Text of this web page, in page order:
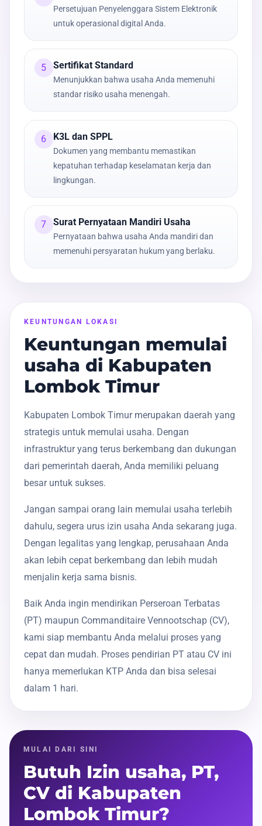
Persetujuan Penyelenggara Sistem Elektronik
untuk operasional digital Anda.
5 Sertifikat Standard
Menunjukkan bahwa usaha Anda memenuhi
standar risiko usaha menengah.
6 K3L dan SPPL
Dokumen yang membantu memastikan
kepatuhan terhadap keselamatan kerja dan
lingkungan.
7 Surat Pernyataan Mandiri Usaha
Pernyataan bahwa usaha Anda mandiri dan
memenuhi persyaratan hukum yang berlaku.
KEUNTUNGAN LOKASI
Keuntungan memulai
usaha di Kabupaten
Lombok Timur
Kabupaten Lombok Timur merupakan daerah yang
strategis untuk memulai usaha. Dengan
infrastruktur yang terus berkembang dan dukungan
dari pemerintah daerah, Anda memiliki peluang
besar untuk sukses.
Jangan sampai orang lain memulai usaha terlebih
dahulu, segera urus izin usaha Anda sekarang juga.
Dengan legalitas yang lengkap, perusahaan Anda
akan lebih cepat berkembang dan lebih mudah
menjalin kerja sama bisnis.
Baik Anda ingin mendirikan Perseroan Terbatas
(PT) maupun Commanditaire Vennootschap (CV),
kami siap membantu Anda melalui proses yang
cepat dan mudah. Proses pendirian PT atau CV ini
hanya memerlukan KTP Anda dan bisa selesai
dalam 1 hari.
MULAI DARI SINI
Butuh Izin usaha, PT,
CV di Kabupaten
Lombok Timur?